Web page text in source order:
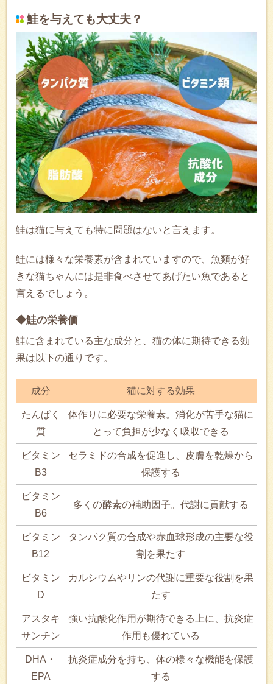
鮭を与えても大丈夫？
鮭は猫に与えても特に問題はないと言えます。
鮭には様々な栄養素が含まれていますので、魚類が好
きな猫ちゃんには是非食べさせてあげたい魚であると
言えるでしょう。
◆鮭の栄養価
鮭に含まれている主な成分と、猫の体に期待できる効
果は以下の通りです。
成分 猫に対する効果
たんぱく
質
体作りに必要な栄養素。消化が苦手な猫に
とって負担が少なく吸収できる
ビタミン
B3
セラミドの合成を促進し、皮膚を乾燥から
保護する
ビタミン
B6
多くの酵素の補助因子。代謝に貢献する
ビタミン
B12
タンパク質の合成や赤血球形成の主要な役
割を果たす
ビタミン
D
カルシウムやリンの代謝に重要な役割を果
たす
アスタキ
サンチン
強い抗酸化作用が期待できる上に、抗炎症
作用も優れている
DHA・
EPA
抗炎症成分を持ち、体の様々な機能を保護
する